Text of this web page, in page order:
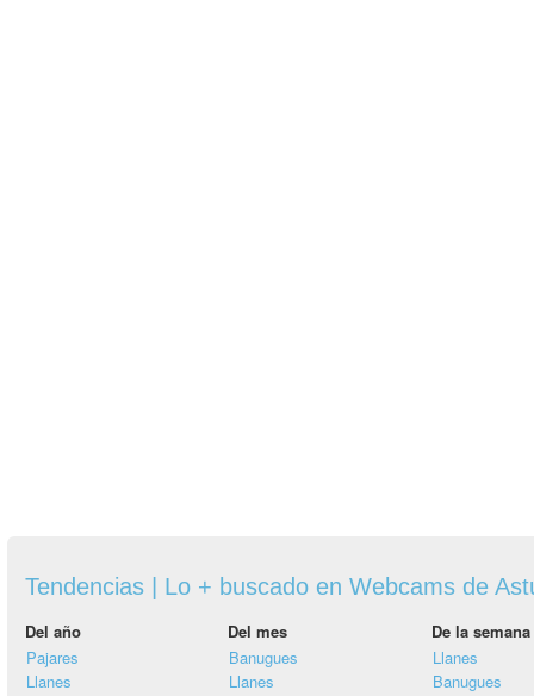
Tendencias | Lo + buscado en Webcams de
Del año Del mes
De la semana
Pajares
Llanes
Banugues
Llanes
Llanes
Banugues